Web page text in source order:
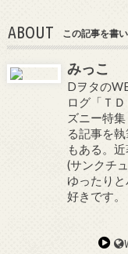
ABOUT この記事を書
みっこ
Dヲタの
ログ「Ｔ
ズニー特
る記事を
もある。
(サンクチ
ゆったり
好きです。